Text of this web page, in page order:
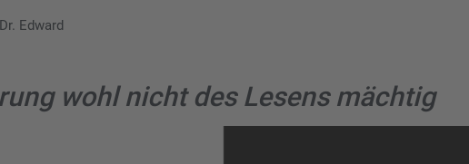
Dr. Edward
wohl nicht des Lesens mächtig